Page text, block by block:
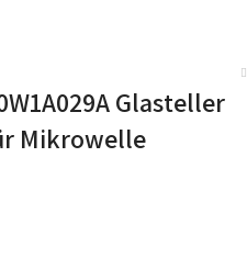
Glasteller
Mikrowelle